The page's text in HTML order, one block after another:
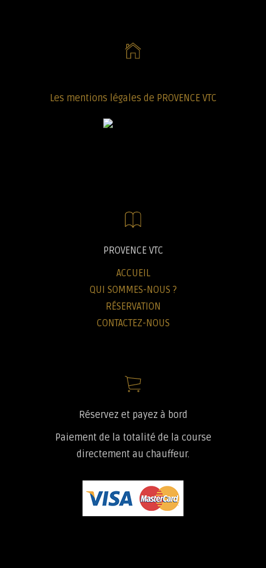
Les mentions légales de PROVENCE VTC
PROVENCE VTC
ACCUEIL
QUI SOMMES-NOUS ?
RÉSERVATION
CONTACTEZ-NOUS
Réservez et payez à bord
Paiement de la totalité de la course
directement au chauffeur.